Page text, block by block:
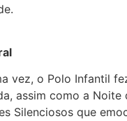
vez, o Polo Infantil
assim como a Noite
Silenciosos que